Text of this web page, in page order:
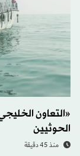
«التعاون
الحوثيين
منذ 45 دقيقة